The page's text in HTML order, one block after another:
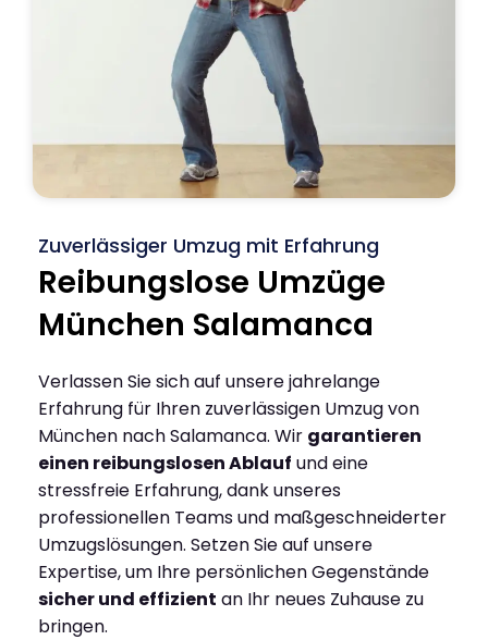
Zuverlässiger Umzug mit Erfahrung
Reibungslose Umzüge
München Salamanca
Verlassen Sie sich auf unsere jahrelange
Erfahrung für Ihren zuverlässigen Umzug von
München nach Salamanca. Wir garantieren
einen reibungslosen Ablauf und eine
stressfreie Erfahrung, dank unseres
professionellen Teams und maßgeschneiderter
Umzugslösungen. Setzen Sie auf unsere
Expertise, um Ihre persönlichen Gegenstände
sicher und effizient an Ihr neues Zuhause zu
bringen.